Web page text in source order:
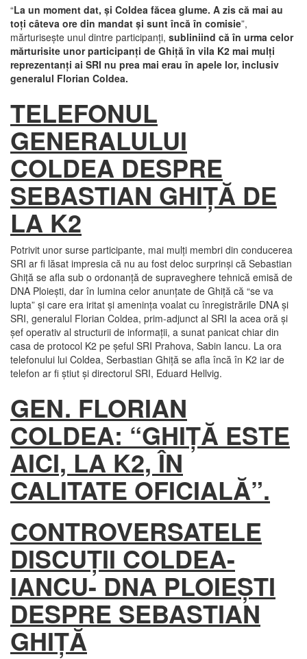
“La un moment dat, şi Coldea făcea glume. A zis că mai au
toţi câteva ore din mandat şi sunt încă în comisie”,
mărturiseşte unul dintre participanţi, subliniind că în urma celor
mărturisite unor participanţi de Ghiţă în vila K2 mai mulţi
reprezentanţi ai SRI nu prea mai erau în apele lor, inclusiv
generalul Florian Coldea.
TELEFONUL
GENERALULUI
COLDEA DESPRE
SEBASTIAN GHIŢĂ DE
LA K2
Potrivit unor surse participante, mai mulţi membri din conducerea
SRI ar fi lăsat impresia că nu au fost deloc surprinşi că Sebastian
Ghiţă se afla sub o ordonanţă de supraveghere tehnică emisă de
DNA Ploieşti, dar în lumina celor anunţate de Ghiţă că “se va
lupta” şi care era iritat şi ameninţa voalat cu înregistrările DNA şi
SRI, generalul Florian Coldea, prim-adjunct al SRI la acea oră şi
şef operativ al structurii de informaţii, a sunat panicat chiar din
casa de protocol K2 pe şeful SRI Prahova, Sabin Iancu. La ora
telefonului lui Coldea, Serbastian Ghiţă se afla încă în K2 iar de
telefon ar fi ştiut şi directorul SRI, Eduard Hellvig.
GEN. FLORIAN
COLDEA: “GHIŢĂ ESTE
AICI, LA K2, ÎN
CALITATE OFICIALĂ”.
CONTROVERSATELE
DISCUŢII COLDEA-
IANCU- DNA PLOIEŞTI
DESPRE SEBASTIAN
GHIŢĂ